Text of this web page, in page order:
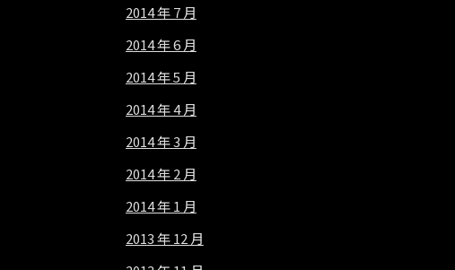
2014 年 7 月
2014 年 6 月
2014 年 5 月
2014 年 4 月
2014 年 3 月
2014 年 2 月
2014 年 1 月
2013 年 12 月